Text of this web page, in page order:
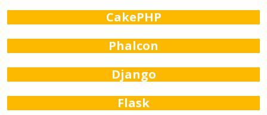
CakePHP
Phalcon
Django
Flask